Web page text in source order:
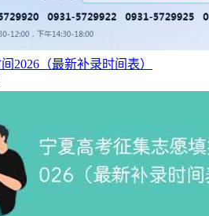
2026（最新补录时间表）